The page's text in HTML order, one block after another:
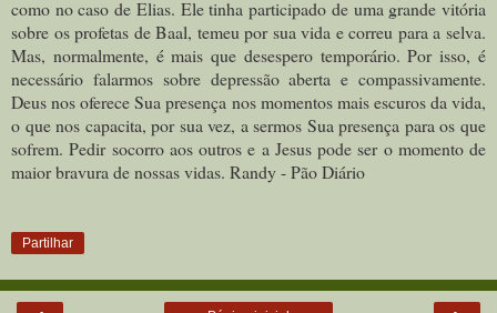
como no caso de Elias. Ele tinha participado de uma grande vitória
sobre os profetas de Baal, temeu por sua vida e correu para a selva.
Mas, normalmente, é mais que desespero temporário. Por isso, é
necessário falarmos sobre depressão aberta e compassivamente.
Deus nos oferece Sua presença nos momentos mais escuros da vida,
o que nos capacita, por sua vez, a sermos Sua presença para os que
sofrem. Pedir socorro aos outros e a Jesus pode ser o momento de
maior bravura de nossas vidas. Randy - Pão Diário
Partilhar